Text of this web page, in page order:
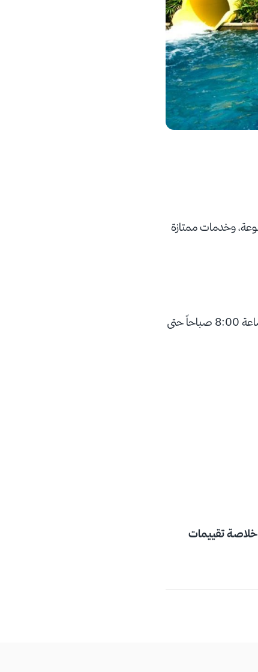
وخدمات ممتازة
كافة أيام الأسبوع من الساعة 10:00 صباحاً حتى الساعة 21:00 مساءً. عدا السبت الأحد من الساعة 8:00 صباحاً حتى
خلاصة تقييمات